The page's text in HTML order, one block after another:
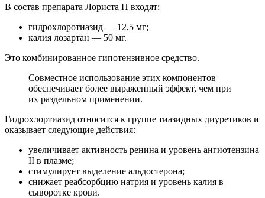
В состав препарата Лориста Н входят:
гидрохлоротиазид — 12,5 мг;
калия лозартан — 50 мг.
Это комбинированное гипотензивное средство.
Совместное использование этих компонентов
обеспечивает более выраженный эффект, чем при
их раздельном применении.
Гидрохлортиазид относится к группе тиазидных диуретиков и
оказывает следующие действия:
увеличивает активность ренина и уровень ангиотензина
II в плазме;
стимулирует выделение альдостерона;
снижает реабсорбцию натрия и уровень калия в
сыворотке крови.